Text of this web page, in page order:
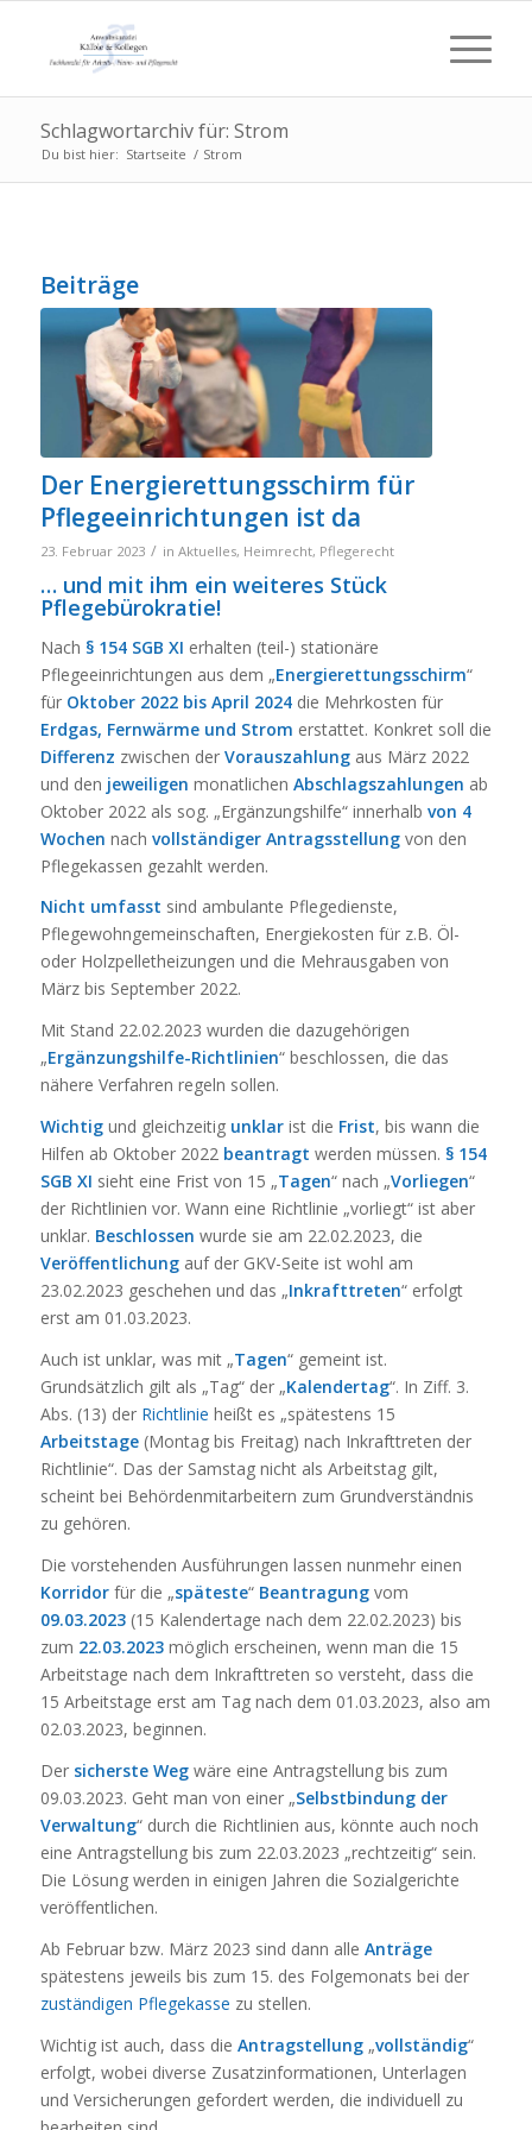
Schlagwortarchiv für: Strom
Du bist hier: Startseite / Strom
Beiträge
Der Energierettungsschirm für
Pflegeeinrichtungen ist da
23. Februar 2023 / in Aktuelles, Heimrecht, Pflegerecht
… und mit ihm ein weiteres Stück
Pflegebürokratie!
Nach § 154 SGB XI erhalten (teil-) stationäre
Pflegeeinrichtungen aus dem „Energierettungsschirm“
für Oktober 2022 bis April 2024die Mehrkosten für
Erdgas, Fernwärme und Strom erstattet. Konkret soll die
Differenz zwischen der Vorauszahlungaus März 2022
und den jeweiligen monatlichen Abschlagszahlungen ab
Oktober 2022 als sog. „Ergänzungshilfe“ innerhalb von 4
Wochen nach vollständiger Antragsstellungvon den
Pflegekassen gezahlt werden.
Nicht umfasst sind ambulante Pflegedienste,
Pflegewohngemeinschaften, Energiekosten für z.B. Öl-
oder Holzpelletheizungen und die Mehrausgaben von
März bis September 2022.
Mit Stand 22.02.2023 wurden die dazugehörigen
„Ergänzungshilfe-Richtlinien“ beschlossen, die das
nähere Verfahren regeln sollen.
Wichtigund gleichzeitig unklarist die Frist, bis wann die
Hilfen ab Oktober 2022 beantragt werden müssen. § 154
SGB XI sieht eine Frist von 15 „Tagen“ nach „Vorliegen“
der Richtlinien vor. Wann eine Richtlinie „vorliegt“ ist aber
unklar. Beschlossen wurde sie am 22.02.2023, die
Veröffentlichungauf der GKV-Seite ist wohl am
23.02.2023 geschehen und das „Inkrafttreten“ erfolgt
erst am 01.03.2023.
Auch ist unklar, was mit „Tagen“ gemeint ist.
Grundsätzlich gilt als „Tag“ der „Kalendertag“. In Ziff. 3.
Abs. (13) der Richtlinie heißt es „spätestens 15
Arbeitstage(Montag bis Freitag) nach Inkrafttreten der
Richtlinie“. Das der Samstag nicht als Arbeitstag gilt,
scheint bei Behördenmitarbeitern zum Grundverständnis
zu gehören.
Die vorstehenden Ausführungen lassen nunmehr einen
Korridorfür die „späteste“ Beantragungvom
09.03.2023 (15 Kalendertage nach dem 22.02.2023) bis
zum 22.03.2023möglich erscheinen, wenn man die 15
Arbeitstage nach dem Inkrafttreten so versteht, dass die
15 Arbeitstage erst am Tag nach dem 01.03.2023, also am
02.03.2023, beginnen.
Dersicherste Wegwäre eine Antragstellung bis zum
09.03.2023. Geht man von einer „Selbstbindung der
Verwaltung“ durch die Richtlinien aus, könnte auch noch
eine Antragstellung bis zum 22.03.2023 „rechtzeitig“ sein.
Die Lösung werden in einigen Jahren die Sozialgerichte
veröffentlichen.
Ab Februar bzw. März 2023 sind dann alle Anträge
spätestens jeweils bis zum 15. des Folgemonats bei der
zuständigen Pflegekasse zu stellen.
Wichtig ist auch, dass die Antragstellung„vollständig“
erfolgt, wobei diverse Zusatzinformationen, Unterlagen
und Versicherungen gefordert werden, die individuell zu